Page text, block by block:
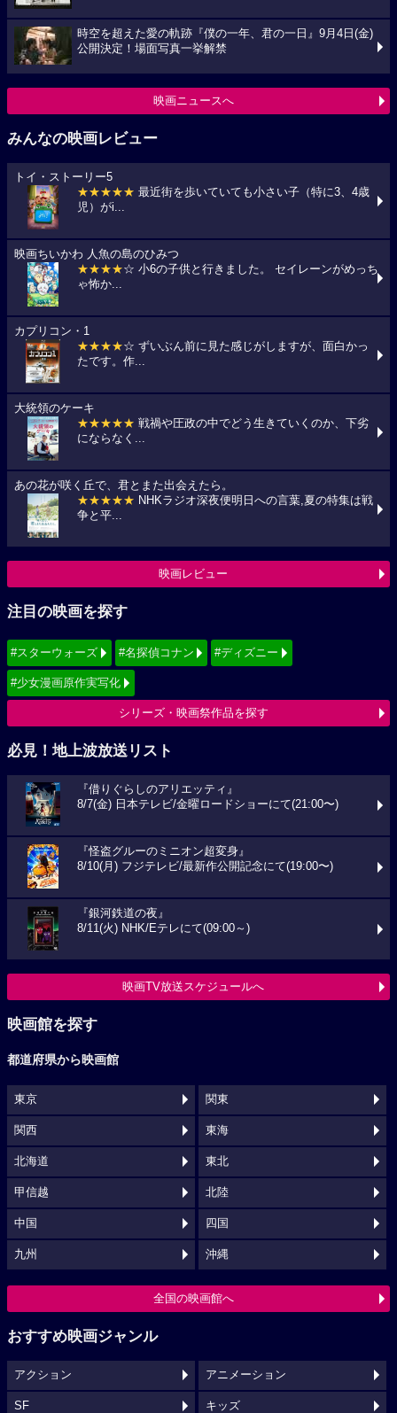
時空を超えた愛の軌跡『僕の一年、君の一日』9月4日(金)
公開決定！場面写真一挙解禁
映画ニュースへ
みんなの映画レビュー
トイ・ストーリー5
★★★★★ 最近街を歩いていても小さい子（特に3、4歳
児）がi...
映画ちいかわ 人魚の島のひみつ
★★★★☆ 小6の子供と行きました。 セイレーンがめっち
ゃ怖か...
カプリコン・1
★★★★☆ ずいぶん前に見た感じがしますが、面白かっ
たです。作...
大統領のケーキ
★★★★★ 戦禍や圧政の中でどう生きていくのか、下劣
にならなく...
あの花が咲く丘で、君とまた出会えたら。
★★★★★ NHKラジオ深夜便明日への言葉,夏の特集は戦
争と平...
映画レビュー
注目の映画を探す
#スターウォーズ #名探偵コナン #ディズニー
#少女漫画原作実写化
シリーズ・映画祭作品を探す
必見！地上波放送リスト
『借りぐらしのアリエッティ』
8/7(金) 日本テレビ/金曜ロードショーにて(21:00〜)
『怪盗グルーのミニオン超変身』
8/10(月) フジテレビ/最新作公開記念にて(19:00〜)
『銀河鉄道の夜』
8/11(火) NHK/Eテレにて(09:00～)
映画TV放送スケジュールへ
映画館を探す
都道府県から映画館
東京 関東
関西 東海
北海道 東北
甲信越 北陸
中国 四国
九州 沖縄
全国の映画館へ
おすすめ映画ジャンル
アクション アニメーション
SF キッズ